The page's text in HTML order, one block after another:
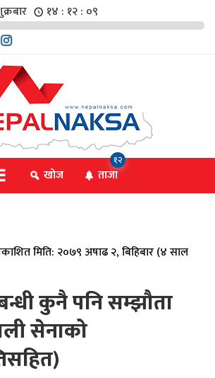
१४ : १२ : १०
खोज ताजा
१२
मिति: २०७९ अषाढ २, बिहिबार (४ साल
कुनै पनि सम्झौता
सेनाको